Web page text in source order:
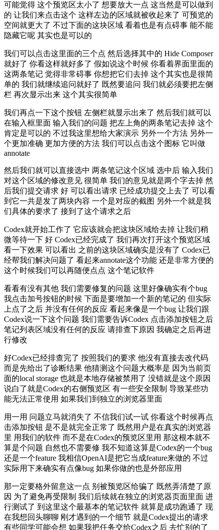
可能觉得 这个预览区太小了 想要放大一点 这当然是可以做到
的 让我们来点击这个 这样左边的区域就被收起来了 可预览的
空间就更大了 不过下面的这块区域 看着也是有点碍事 能不能
隐藏它呢 其实也是可以的
我们可以点击这里面的三个点 然后选择其中的 Hide Composer
就好了 你看这样就好多了 假如说这个时候 你看着界面里面的
这两条笔记 觉得非常碍事 你想把它们去掉 这个其实也是很简
单的 我们就继续追问就好了 既然要追问 我们就必须要把左侧
栏 再次显示出来 这个其实很简单
我们再点一下这个按钮 左侧栏就显示出来了 然后我们就可以
在输入框里面 输入我们的问题 把左上角的两条笔记去掉 这个
肯定是可以的 不过我这里想给大家演示 另外一个方法 另外一
个更加准确 更加方便的方法 我们可以点击这个图标 它叫做
annotate
然后我们就可以直接选中 两条笔记这个区域 选中后 输入我们
对这个区域的修改意见 很简单 我们的意见就是两个字去掉 然
后我们提交请求 好 可以看出请求 已经成功提交上去了 可以看
到它一共是发了两块内容 一个是对应的截图 另外一个就是我
们具体的要求了 接到了这个请求之后
Codex就开始工作了 它应该就会把这块区域给去掉 让我们稍
微等待一下 好 Codex已经完成了 我们再次打开这个预览区域
看一下效果 可以看出 之前的这块区域确实是没有了 Codex已
经帮我们解决问题了 看起来annotate这个功能 还是非常方便的
这个时候我们可以再随便点点 这个笔记软件
看看有没有其他 我们需要修复的问题 这里好像确实有个bug
我点击加号按钮的时候 下面是要增加一个新的笔记的 但实际
上点了之后 并没有任何的反应 看起来像是一个bug 让我们跟
Codex说一下这个问题 我们需要告诉Codex 点击添加按钮之后
笔记列表区域没有任何的反应 请排查下原因 我确定之后再进
行修改
好Codex已经排查完了 按照我们的要求 他没有直接去改代码
而是先给出了诊断结果 他猜测这个问题大概率是 因为当前页
面的local storage 也就是本地存储被禁用了 没错就是这个原因
说白了就是Codex的右侧预览区 有一些安全限制 导致某些功
能无法正常使用 如果我们到独立的浏览器里面
用一用 问题立马就消失了 不信我们试一试 你看这个时候再点
击添加按钮 是不是就完全正常了 既然用户是在真实的浏览器
里 用我们的软件 而不是在Codex的预览区里用 那这根本就不
算是个问题 自然也不需要修 我不知道这算是Codex的一个bug
还是一个feature 我相信OpenAI是把它当成feature来做的 不过
实际用下来确实有点像bug 如果你做的也是外部应用
那一定要格外留意这一点 别被预览区给骗了 既然弄清楚了原
因 为了避免再受限制 我们后续就在独立的浏览器页面里面 进
行测试了 到这里这个最基本的笔记软件 就算是成功跑通了 现
在我想回头聊聊 刚才遇到的一个细节 就是Codex提出的请求
有些同学可能会想 如果我把任务交给Codex之后 去忙别的了